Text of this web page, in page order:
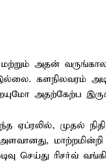
அதன்
களநிலவரம்
அதற்கேற்ப
ஏப்ரலில், முதல்
செய்து ரிசர்வ்